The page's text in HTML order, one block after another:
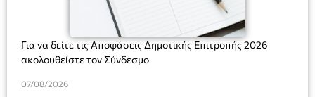
Για να δείτε τις Αποφάσεις Δημοτικής Επιτροπής 2026
ακολουθείστε τον Σύνδεσμο
07/08/2026